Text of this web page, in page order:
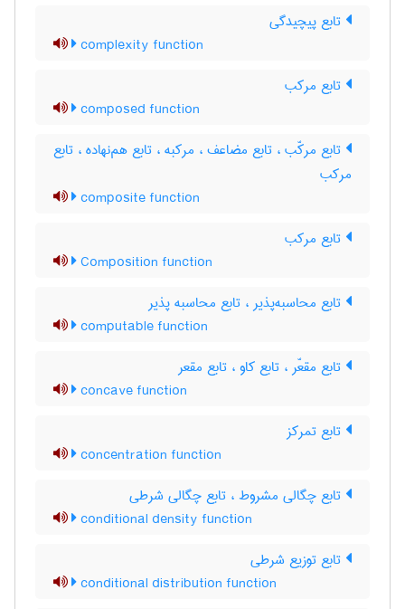
تابع پیچیدگی
complexity function
تابع مرکب
composed function
تابع مرکّب ، تابع مضاعف ، مرکبه ، تابع هم‌نهاده ، تابع
مرکب
composite function
تابع مرکب
Composition function
تابع محاسبه‌پذیر ، تابع محاسبه پذیر
computable function
تابع مقعّر ، تابع کاو ، تابع مقعر
concave function
تابع تمرکز
concentration function
تابع چگالی مشروط ، تابع چگالی شرطی
conditional density function
تابع توزیع شرطی
conditional distribution function